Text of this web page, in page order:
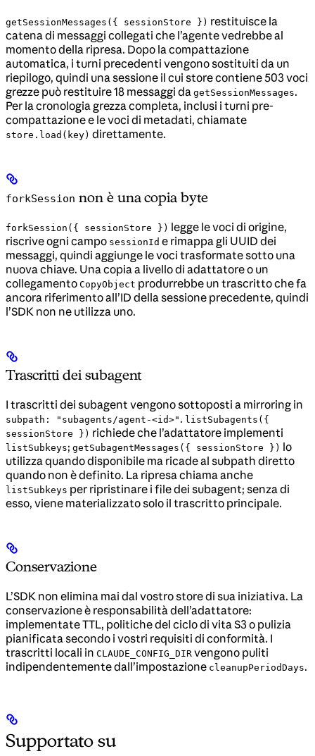
getSessionMessages({ sessionStore }) restituisce la
catena di messaggi collegati che l’agente vedrebbe al
momento della ripresa. Dopo la compattazione
automatica, i turni precedenti vengono sostituiti da un
riepilogo, quindi una sessione il cui store contiene 503 voci
grezze può restituire 18 messaggi da getSessionMessages.
Per la cronologia grezza completa, inclusi i turni pre-
compattazione e le voci di metadati, chiamate
store.load(key) direttamente.
forkSession non è una copia byte
forkSession({ sessionStore }) legge le voci di origine,
riscrive ogni campo sessionId e rimappa gli UUID dei
messaggi, quindi aggiunge le voci trasformate sotto una
nuova chiave. Una copia a livello di adattatore o un
collegamento CopyObject produrrebbe un trascritto che fa
ancora riferimento all’ID della sessione precedente, quindi
l’SDK non ne utilizza uno.
Trascritti dei subagent
I trascritti dei subagent vengono sottoposti a mirroring in
subpath: "subagents/agent-<id>" . listSubagents({
sessionStore }) richiede che l’adattatore implementi
listSubkeys; getSubagentMessages({ sessionStore }) lo
utilizza quando disponibile ma ricade al subpath diretto
quando non è definito. La ripresa chiama anche
listSubkeys per ripristinare i file dei subagent; senza di
esso, viene materializzato solo il trascritto principale.
Conservazione
L’SDK non elimina mai dal vostro store di sua iniziativa. La
conservazione è responsabilità dell’adattatore:
implementate TTL, politiche del ciclo di vita S3 o pulizia
pianificata secondo i vostri requisiti di conformità. I
trascritti locali in CLAUDE_CONFIG_DIR vengono puliti
indipendentemente dall’impostazione cleanupPeriodDays.
Supportato su